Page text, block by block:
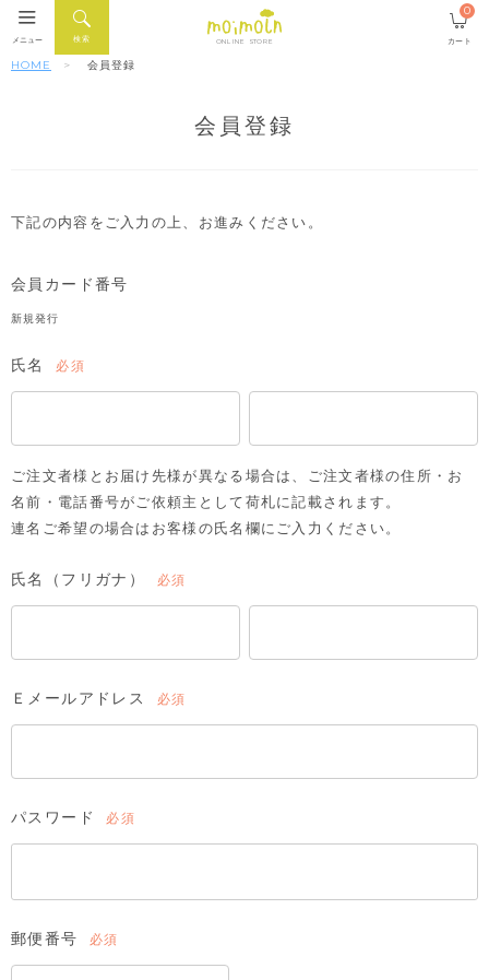
ONLINE STORE
検索
メニュー カート
0
HOME 会員登録
会員登録
下記の内容をご入力の上、お進みください。
会員カード番号
新規発行
氏名
須)
ご注文者様とお届け先様が異なる場合は、ご注文者様の住所・お
名前・電話番号がご依頼主として荷札に記載されます。
連名ご希望の場合はお客様の氏名欄にご入力ください。
氏名（フリガナ）
須)
Ｅメールアドレス
須)
パスワード
須)
郵便番号
須)